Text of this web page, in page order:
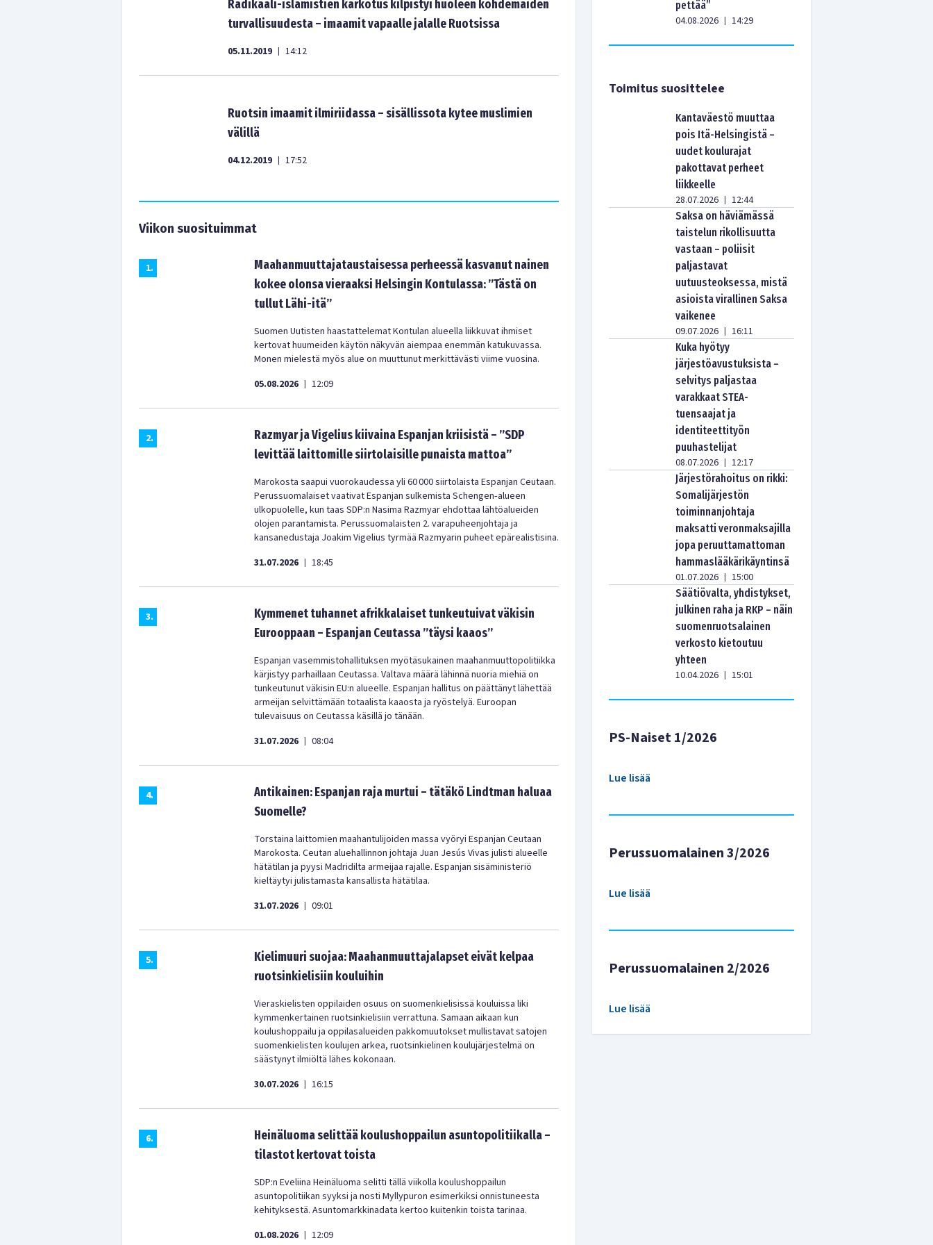
Radikaali-islamistien karkotus kilpistyi huoleen kohdemaiden
turvallisuudesta – imaamit vapaalle jalalle Ruotsissa
05.11.2019 | 14:12
Ruotsin imaamit ilmiriidassa – sisällissota kytee muslimien
välillä
04.12.2019 | 17:52
Viikon suosituimmat
1.
Maahanmuuttajataustaisessa perheessä kasvanut nainen
kokee olonsa vieraaksi Helsingin Kontulassa: ”Tästä on
tullut Lähi-itä”
Suomen Uutisten haastattelemat Kontulan alueella liikkuvat ihmiset
kertovat huumeiden käytön näkyvän aiempaa enemmän katukuvassa.
Monen mielestä myös alue on muuttunut merkittävästi viime vuosina.
05.08.2026 | 12:09
2.
Razmyar ja Vigelius kiivaina Espanjan kriisistä – ”SDP
levittää laittomille siirtolaisille punaista mattoa”
Marokosta saapui vuorokaudessa yli 60 000 siirtolaista Espanjan Ceutaan.
Perussuomalaiset vaativat Espanjan sulkemista Schengen‑alueen
ulkopuolelle, kun taas SDP:n Nasima Razmyar ehdottaa lähtöalueiden
olojen parantamista. Perussuomalaisten 2. varapuheenjohtaja ja
kansanedustaja Joakim Vigelius tyrmää Razmyarin puheet epärealistisina.
31.07.2026 | 18:45
3.
Kymmenet tuhannet afrikkalaiset tunkeutuivat väkisin
Eurooppaan – Espanjan Ceutassa ”täysi kaaos”
Espanjan vasemmistohallituksen myötäsukainen maahanmuuttopolitiikka
kärjistyy parhaillaan Ceutassa. Valtava määrä lähinnä nuoria miehiä on
tunkeutunut väkisin EU:n alueelle. Espanjan hallitus on päättänyt lähettää
armeijan selvittämään totaalista kaaosta ja ryöstelyä. Euroopan
tulevaisuus on Ceutassa käsillä jo tänään.
31.07.2026 | 08:04
4.
Antikainen: Espanjan raja murtui – tätäkö Lindtman haluaa
Suomelle?
Torstaina laittomien maahantulijoiden massa vyöryi Espanjan Ceutaan
Marokosta. Ceutan aluehallinnon johtaja Juan Jesús Vivas julisti alueelle
hätätilan ja pyysi Madridilta armeijaa rajalle. Espanjan sisäministeriö
kieltäytyi julistamasta kansallista hätätilaa.
31.07.2026 | 09:01
5.
Kielimuuri suojaa: Maahanmuuttajalapset eivät kelpaa
ruotsinkielisiin kouluihin
Vieraskielisten oppilaiden osuus on suomenkielisissä kouluissa liki
kymmenkertainen ruotsinkielisiin verrattuna. Samaan aikaan kun
koulushoppailu ja oppilasalueiden pakkomuutokset mullistavat satojen
suomenkielisten koulujen arkea, ruotsinkielinen koulujärjestelmä on
säästynyt ilmiöltä lähes kokonaan.
30.07.2026 | 16:15
6.
Heinäluoma selittää koulushoppailun asuntopolitiikalla –
tilastot kertovat toista
SDP:n Eveliina Heinäluoma selitti tällä viikolla koulushoppailun
asuntopolitiikan syyksi ja nosti Myllypuron esimerkiksi onnistuneesta
kehityksestä. Asuntomarkkinadata kertoo kuitenkin toista tarinaa.
01.08.2026 | 12:09
pettää”
04.08.2026 | 14:29
Toimitus suosittelee
Kantaväestö muuttaa
pois Itä-Helsingistä –
uudet koulurajat
pakottavat perheet
liikkeelle
28.07.2026 | 12:44
Saksa on häviämässä
taistelun rikollisuutta
vastaan – poliisit
paljastavat
uutuusteoksessa, mistä
asioista virallinen Saksa
vaikenee
09.07.2026 | 16:11
Kuka hyötyy
järjestöavustuksista –
selvitys paljastaa
varakkaat STEA-
tuensaajat ja
identiteettityön
puuhastelijat
08.07.2026 | 12:17
Järjestörahoitus on rikki:
Somalijärjestön
toiminnanjohtaja
maksatti veronmaksajilla
jopa peruuttamattoman
hammaslääkärikäyntinsä
01.07.2026 | 15:00
Säätiövalta, yhdistykset,
julkinen raha ja RKP – näin
suomenruotsalainen
verkosto kietoutuu
yhteen
10.04.2026 | 15:01
PS-Naiset 1/2026
Lue lisää
Perussuomalainen 3/2026
Lue lisää
Perussuomalainen 2/2026
Lue lisää